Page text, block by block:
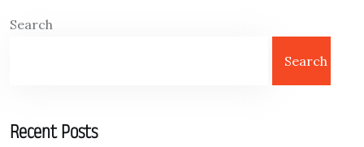
Search
Search
Recent Posts